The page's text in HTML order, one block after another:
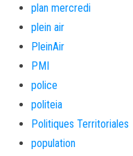
plan mercredi
plein air
PleinAir
PMI
police
politeia
Politiques Territoriales
population